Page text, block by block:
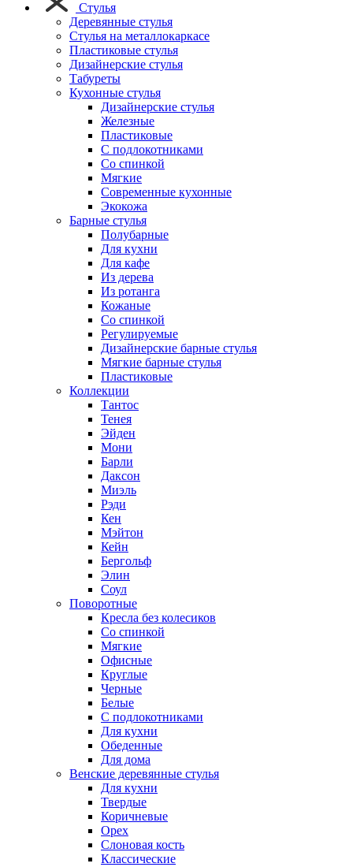
Стулья
Деревянные стулья
Стулья на металлокаркасе
Пластиковые стулья
Дизайнерские стулья
Табуреты
Кухонные стулья
Дизайнерские стулья
Железные
Пластиковые
С подлокотниками
Со спинкой
Мягкие
Современные кухонные
Экокожа
Барные стулья
Полубарные
Для кухни
Для кафе
Из дерева
Из ротанга
Кожаные
Со спинкой
Регулируемые
Дизайнерские барные стулья
Мягкие барные стулья
Пластиковые
Коллекции
Тантос
Тенея
Эйден
Мони
Барли
Даксон
Миэль
Рэди
Кен
Мэйтон
Кейн
Бергольф
Элин
Соул
Поворотные
Кресла без колесиков
Со спинкой
Мягкие
Офисные
Круглые
Черные
Белые
С подлокотниками
Для кухни
Обеденные
Для дома
Венские деревянные стулья
Для кухни
Твердые
Коричневые
Орех
Слоновая кость
Классические